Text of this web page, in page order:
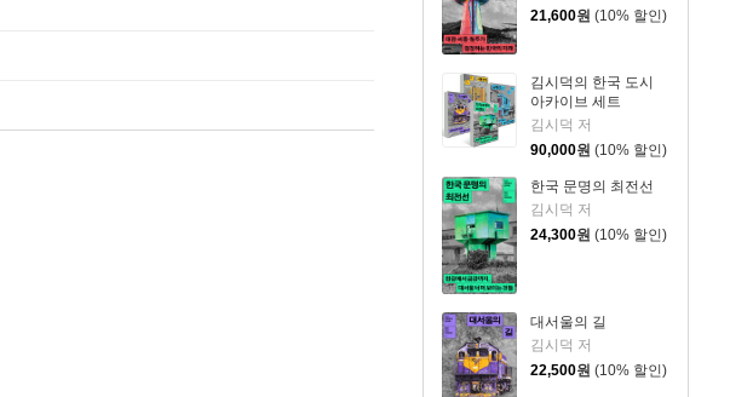
21,600원 (10% 할인)
김시덕의 한국 도시
아카이브 세트
김시덕 저
90,000원 (10% 할인)
한국 문명의 최전선
김시덕 저
24,300원 (10% 할인)
대서울의 길
김시덕 저
22,500원 (10% 할인)